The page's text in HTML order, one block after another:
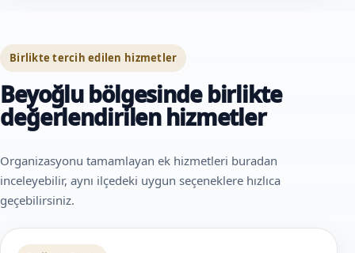
Birlikte tercih edilen hizmetler
Beyoğlu bölgesinde birlikte
değerlendirilen hizmetler
Organizasyonu tamamlayan ek hizmetleri buradan
inceleyebilir, aynı ilçedeki uygun seçeneklere hızlıca
geçebilirsiniz.